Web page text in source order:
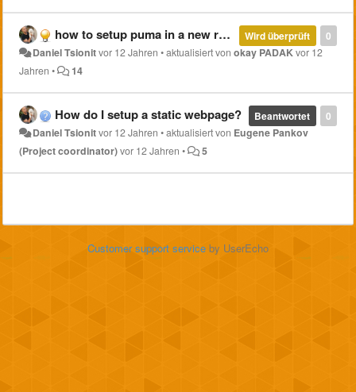
0
Wird überprüft
how to setup puma in a new rails website?
Daniel Tsionitvor 12 Jahren •aktualisiert vonokay PADAKvor 12
Jahren • 14
0
Beantwortet
How do I setup a static webpage?
Daniel Tsionitvor 12 Jahren •aktualisiert von Eugene Pankov
(Project coordinator)vor 12 Jahren • 5
Customer support service by UserEcho